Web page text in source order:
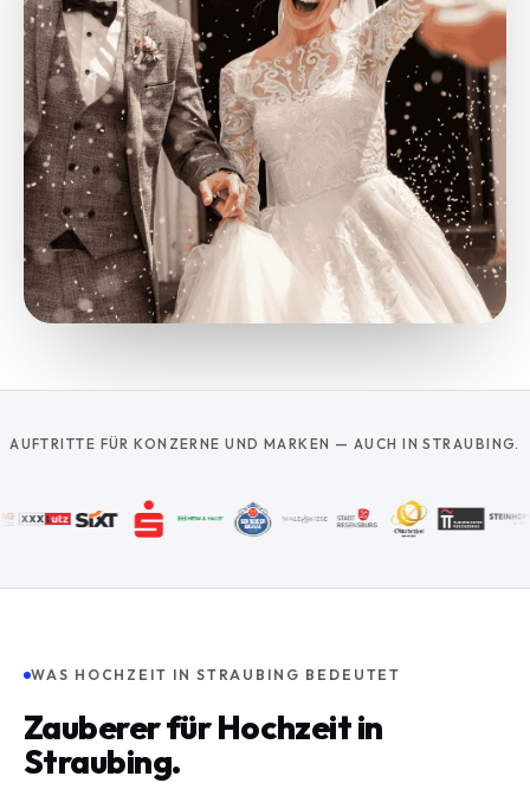
AUFTRITTE FÜR KONZERNE UND MARKEN — AUCH IN STRAUBING.
WAS HOCHZEIT IN STRAUBING BEDEUTET
Zauberer für Hochzeit in
Straubing.